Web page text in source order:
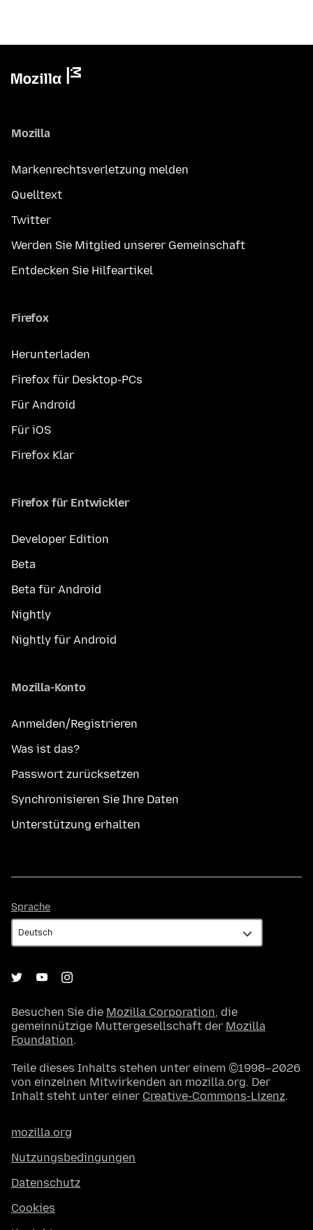
Mozilla
Markenrechtsverletzung melden
Quelltext
Twitter
Werden Sie Mitglied unserer Gemeinschaft
Entdecken Sie Hilfeartikel
Firefox
Herunterladen
Firefox für Desktop-PCs
Für Android
Für iOS
Firefox Klar
Firefox für Entwickler
Developer Edition
Beta
Beta für Android
Nightly
Nightly für Android
Mozilla-Konto
Anmelden/Registrieren
Was ist das?
Passwort zurücksetzen
Synchronisieren Sie Ihre Daten
Unterstützung erhalten
Sprache
Besuchen Sie die Mozilla Corporation, die
gemeinnützige Muttergesellschaft der Mozilla
Foundation.
Teile dieses Inhalts stehen unter einem ©1998–2026
von einzelnen Mitwirkenden an mozilla.org. Der
Inhalt steht unter einer Creative-Commons-Lizenz.
mozilla.org
Nutzungsbedingungen
Datenschutz
Cookies